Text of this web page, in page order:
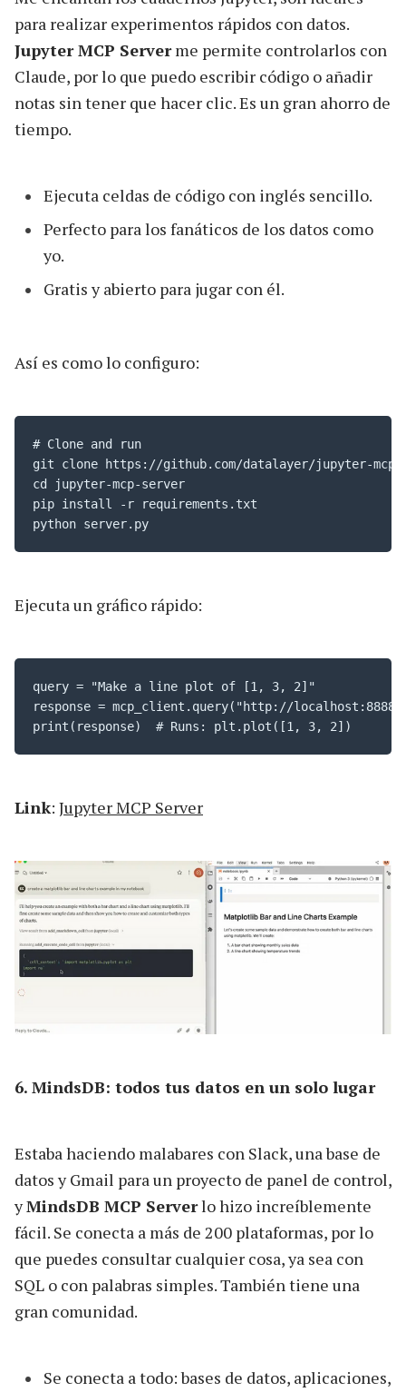
para realizar experimentos rápidos con datos.
Jupyter MCP Serverme permite controlarlos con
Claude, por lo que puedo escribir código o añadir
notas sin tener que hacer clic. Es un gran ahorro de
tiempo.
Ejecuta celdas de código con inglés sencillo.
Perfecto para los fanáticos de los datos como
yo.
Gratis y abierto para jugar con él.
Así es como lo configuro:
# Clone and run
git clone https://github.com/datalayer/jupyter-mcp-
cd jupyter-mcp-server
pip install -r requirements.txt
python server.py
Ejecuta un gráfico rápido:
query = "Make a line plot of [1, 3, 2]"
response = mcp_client.query("http://
print(response)  # Runs: plt.plot([1, 3, 2])
Link: Jupyter MCP Server
6. MindsDB: todos tus datos en un solo lugar
Estaba haciendo malabares con Slack, una base de
datos y Gmail para un proyecto de panel de control,
yMindsDB MCP Serverlo hizo increíblemente
fácil. Se conecta a más de 200 plataformas, por lo
que puedes consultar cualquier cosa, ya sea con
SQL o con palabras simples. También tiene una
gran comunidad.
Se conecta a todo: bases de datos, aplicaciones,